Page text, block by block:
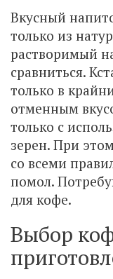
Вкусный
только из
растворимый
сравниться.
только в
отменным
только с
зерен. При
со всеми
помол.
для кофе.
Выбор